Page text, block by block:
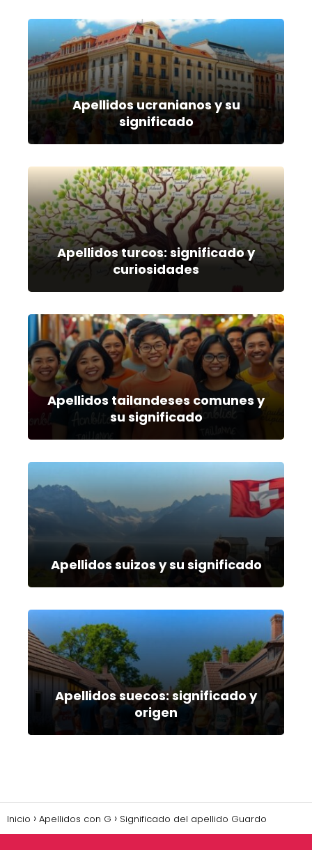
Apellidos ucranianos y su
significado
Apellidos turcos: significado y
curiosidades
Apellidos tailandeses comunes y
su significado
Apellidos suizos y su significado
Apellidos suecos: significado y
origen
Inicio Apellidos con G Significado del apellido Guardo